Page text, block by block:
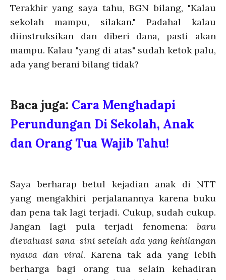
Terakhir yang saya tahu, BGN bilang, "Kalau
sekolah mampu, silakan." Padahal kalau
diinstruksikan dan diberi dana, pasti akan
mampu. Kalau "yang di atas" sudah ketok palu,
ada yang berani bilang tidak?
Baca juga: Cara Menghadapi
Perundungan Di Sekolah, Anak
dan Orang Tua Wajib Tahu!
Saya berharap betul kejadian anak di NTT
yang mengakhiri perjalanannya karena buku
dan pena tak lagi terjadi. Cukup, sudah cukup.
Jangan lagi pula terjadi fenomena: baru
dievaluasi sana-sini setelah ada yang kehilangan
nyawa dan viral. Karena tak ada yang lebih
berharga bagi orang tua selain kehadiran